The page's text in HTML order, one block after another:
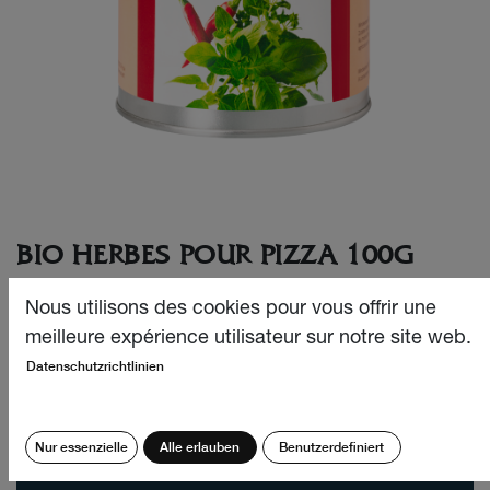
BIO HERBES POUR PIZZA 100G
Parce que l’on a toujours envie de reprendre de la pizza :
Bio Herbes pour pizza en boîte de recharge.
CHF30.70
Quantité:
Nous utilisons des cookies pour vous offrir une
meilleure expérience utilisateur sur notre site web.
Datenschutzrichtlinien
Nur essenzielle Alle erlauben Benutzerdefiniert